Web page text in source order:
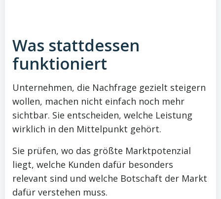
Was stattdessen
funktioniert
Unternehmen, die Nachfrage gezielt steigern
wollen, machen nicht einfach noch mehr
sichtbar. Sie entscheiden, welche Leistung
wirklich in den Mittelpunkt gehört.
Sie prüfen, wo das größte Marktpotenzial
liegt, welche Kunden dafür besonders
relevant sind und welche Botschaft der Markt
dafür verstehen muss.